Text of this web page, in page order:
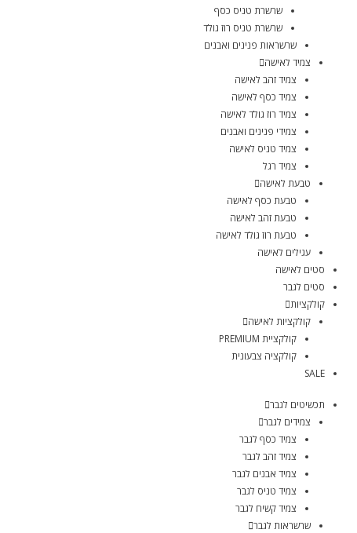
שרשרת טניס כסף
שרשרת טניס רוז גולד
שרשראות פנינים ואבנים
צמיד לאישה
צמיד זהב לאישה
צמיד כסף לאישה
צמיד רוז גולד לאישה
צמידי פנינים ואבנים
צמיד טניס לאישה
צמיד רגל
טבעת לאישה
טבעת כסף לאישה
טבעת זהב לאישה
טבעת רוז גולד לאישה
עגילים לאישה
סטים לאישה
סטים לגבר
קולקציות
קולקציות לאישה
קולקציית PREMIUM
קולקציה צבעונית
SALE
תכשיטים לגבר
צמידים לגבר
צמיד כסף לגבר
צמיד זהב לגבר
צמיד אבנים לגבר
צמיד טניס לגבר
צמיד קשיח לגבר
שרשראות לגבר